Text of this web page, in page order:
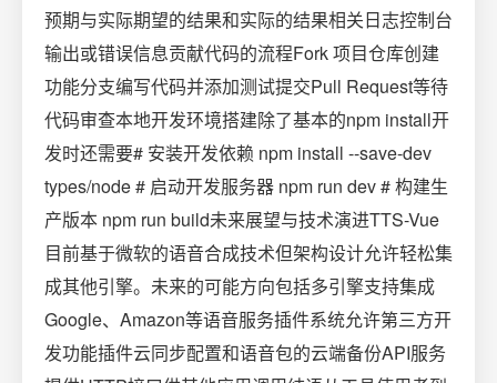
预期与实际期望的结果和实际的结果相关日志控制台
输出或错误信息贡献代码的流程Fork 项目仓库创建
功能分支编写代码并添加测试提交Pull Request等待
代码审查本地开发环境搭建除了基本的npm install开
发时还需要# 安装开发依赖 npm install --save-dev
types/node # 启动开发服务器 npm run dev # 构建生
产版本 npm run build未来展望与技术演进TTS-Vue
目前基于微软的语音合成技术但架构设计允许轻松集
成其他引擎。未来的可能方向包括多引擎支持集成
Google、Amazon等语音服务插件系统允许第三方开
发功能插件云同步配置和语音包的云端备份API服务